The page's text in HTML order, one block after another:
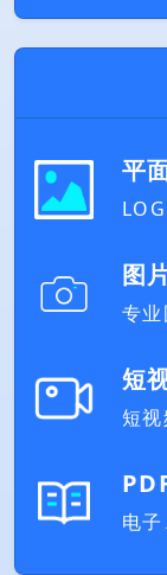
平
图
专
短
短
电